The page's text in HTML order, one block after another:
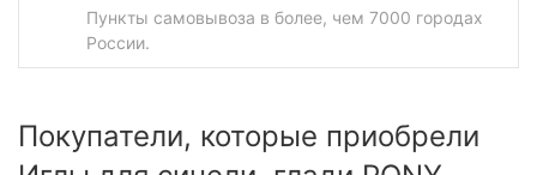
Пункты самовывоза в более, чем 7000 городах
России.
Покупатели, которые приобрели